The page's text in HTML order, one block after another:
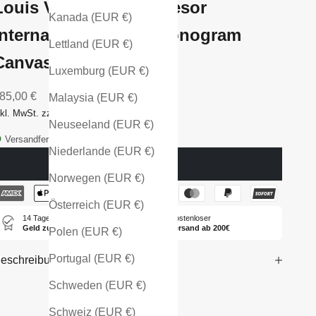
Kanada (EUR €)
Lettland (EUR €)
Luxemburg (EUR €)
Malaysia (EUR €)
Neuseeland (EUR €)
Niederlande (EUR €)
Norwegen (EUR €)
Österreich (EUR €)
Polen (EUR €)
Portugal (EUR €)
Schweden (EUR €)
Schweiz (EUR €)
Vuitton Porte Tresor
Wallet Monogram
€
MwSt. zzgl. Versandkosten
Versandfertig - in 1-2 Tagen bei dir
14 Tage
Geld zurück
Kostenloser
Versand ab 200€